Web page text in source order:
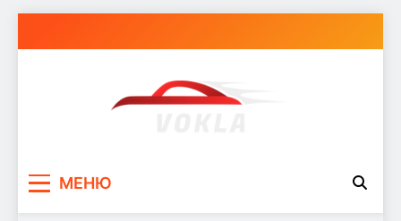
МЕНЮ